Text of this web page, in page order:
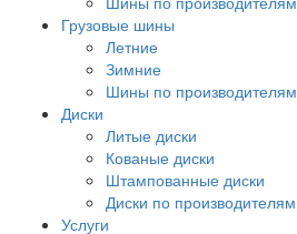
Грузовые шины
Летние
Зимние
Шины по производителям
Диски
Литые диски
Кованые диски
Штампованные диски
Диски по производителям
Услуги